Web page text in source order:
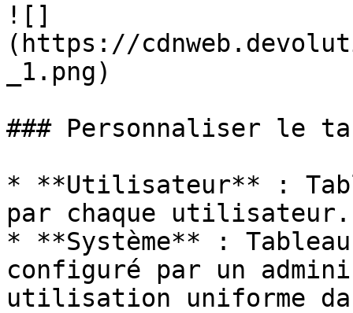
![]
(https://
_1.png)
### Personnaliser le
* **Utilisateur** :
par chaque utilisateur.
* **Système** :
configuré par un
utilisation uniforme